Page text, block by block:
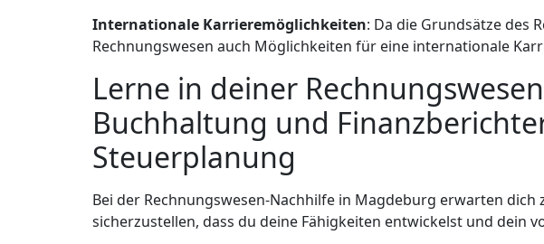
Internationale Karrieremöglichkeiten: Da die Grundsätze des
Rechnungswesen auch Möglichkeiten für eine internationale
Lerne in deiner
Buchhaltung und
Steuerplanung
Bei der Rechnungswesen-Nachhilfe in Magdeburg erwarten
sicherzustellen, dass du deine Fähigkeiten entwickelst und dein